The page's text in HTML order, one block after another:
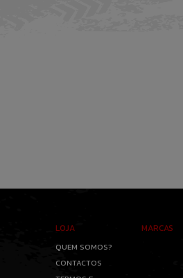
LOJA
QUEM SOMOS?
CONTACTOS
MARCAS